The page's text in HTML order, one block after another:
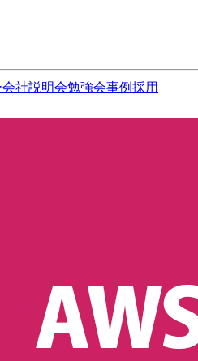
会社説明会勉強会事例採用